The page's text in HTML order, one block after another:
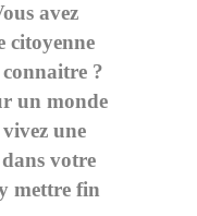
avez
citoyenne
?
un monde
une
votre
mettre fin